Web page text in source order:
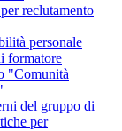
reclutamento
personale
formatore
"Comunità
del gruppo di
per